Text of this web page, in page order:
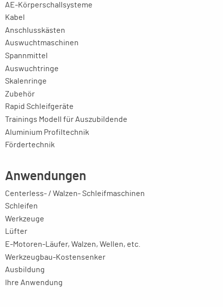
AE-Körperschallsysteme
Kabel
Anschlusskästen
Auswuchtmaschinen
Spannmittel
Auswuchtringe
Skalenringe
Zubehör
Rapid Schleifgeräte
Trainings Modell für Auszubildende
Aluminium Profiltechnik
Fördertechnik
Anwendungen
Centerless- / Walzen- Schleifmaschinen
Schleifen
Werkzeuge
Lüfter
E-Motoren-Läufer, Walzen, Wellen, etc.
Werkzeugbau-Kostensenker
Ausbildung
Ihre Anwendung